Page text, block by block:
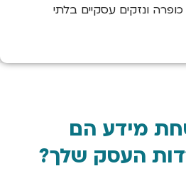
ונזקים עסקיים בלתי
מידע הם
העסק שלך?